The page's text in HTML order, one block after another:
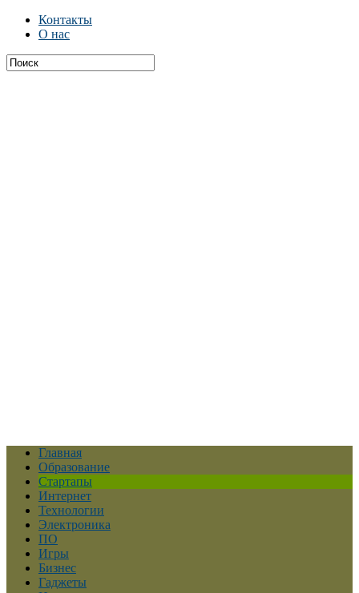
Контакты
О нас
Главная
Образование
Стартапы
Интернет
Технологии
Электроника
ПО
Игры
Бизнес
Гаджеты